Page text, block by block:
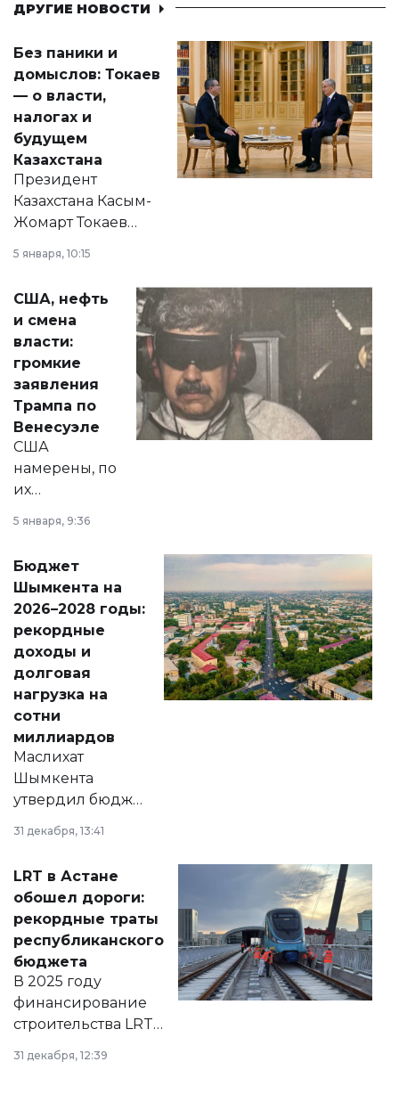
ДРУГИЕ НОВОСТИ
Без паники и
домыслов: Токаев
— о власти,
налогах и
будущем
Казахстана
Президент
Казахстана Касым-
Жомарт Токаев
сразу несколько
актуальных тем —
от слухов о
политических
реформах до
вопросов армии,
экономики и
личного здоровья.
5 января, 10:15
США, нефть
и смена
власти:
громкие
заявления
Трампа по
Венесуэле
США
намерены, по
их
принести
народу
Венесуэлы.
5 января, 9:36
Бюджет
Шымкента на
2026–2028 годы:
рекордные
доходы и
долговая
нагрузка на
сотни
миллиардов
Маслихат
Шымкента
утвердил бюджет
города на 2026–
2028 годы.
документ
появился в базе
нормативных
правовых актов и
на сайте маслихат
города.
31 декабря, 13:41
LRT в Астане
обошел дороги:
рекордные траты
республиканского
бюджета
В 2025 году
финансирование
строительства LRT
в Астане из
республиканского
31 декабря, 12:39